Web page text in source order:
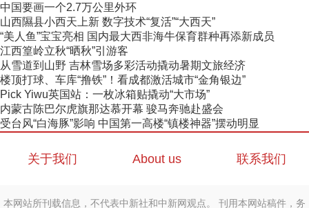
中国要画一个2.7万公里外环
山西隰县小西天上新 数字技术“复活”“大西天”
“美人鱼”宝宝亮相 国内最大西非海牛保育群种再添新成员
江西篁岭立秋“晒秋”引游客
从雪道到山野 吉林雪场多彩活动撬动暑期文旅经济
楼顶打球、车库“撸铁”！看成都激活城市“金角银边”
Pick Yiwu英国站：一枚冰箱贴撬动“大市场”
内蒙古陈巴尔虎旗那达慕开幕 骏马奔驰赴盛会
受台风“白海豚”影响 中国第一高楼“镇楼神器”摆动明显
关于我们 About us 联系我们
本网站所刊载信息，不代表中新社和中新网观点。 刊用本网站稿件，务